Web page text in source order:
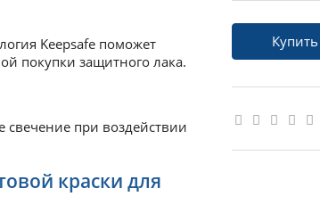
Keepsafe поможет
покупки защитного лака.
при воздействии
краски для
Купить